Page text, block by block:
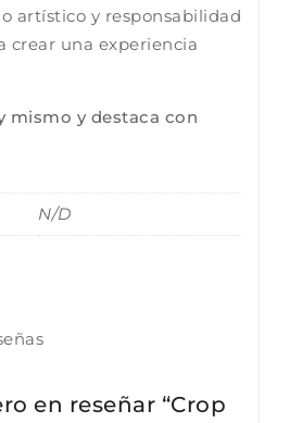
artístico y responsabilidad
crear una experiencia
mismo y destaca con
N/D
en reseñar “Crop